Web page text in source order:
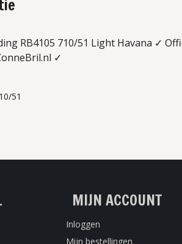
RB4105 710/51 Light Havana ✓
✓
51
MIJN ACCOUNT
Inloggen
Mijn bestellingen